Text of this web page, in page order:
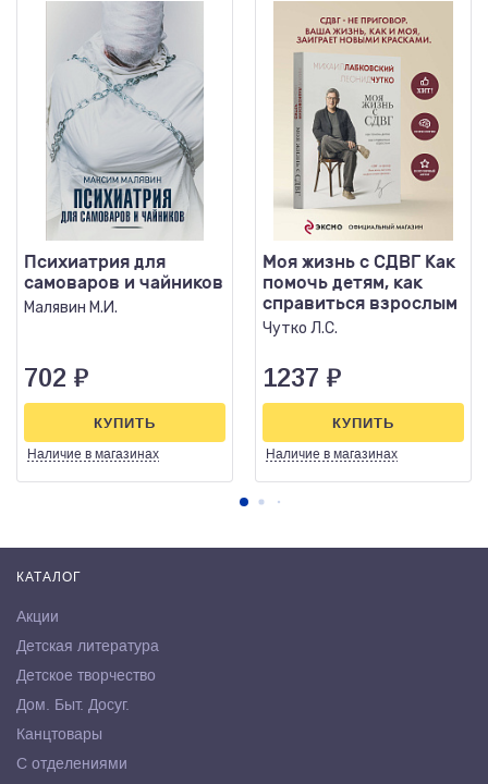
Психиатрия для
самоваров и чайников
Малявин М.И.
702 ₽
Наличие в магазинах
КУПИТЬ
Моя жизнь с СДВГ Как
помочь детям, как
справиться взрослым
Чутко Л.С.
1237 ₽
Наличие в магазинах
КУПИТЬ
КАТАЛОГ
Акции
Детская литература
Детское творчество
Дом. Быт. Досуг.
Канцтовары
С отделениями